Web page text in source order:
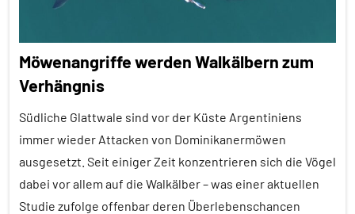
Möwenangriffe werden Walkälbern zum
Verhängnis
Südliche Glattwale sind vor der Küste Argentiniens
immer wieder Attacken von Dominikanermöwen
ausgesetzt. Seit einiger Zeit konzentrieren sich die Vögel
dabei vor allem auf die Walkälber – was einer aktuellen
Studie zufolge offenbar deren Überlebenschancen